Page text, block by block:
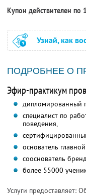
Купон действителен по
Узнай, как
ПОДРОБНЕЕ О
Эфир-практикум
дипломированный
специалист по
поведения,
основатель
сооснователь
более 55000
Услуги предоставляет: